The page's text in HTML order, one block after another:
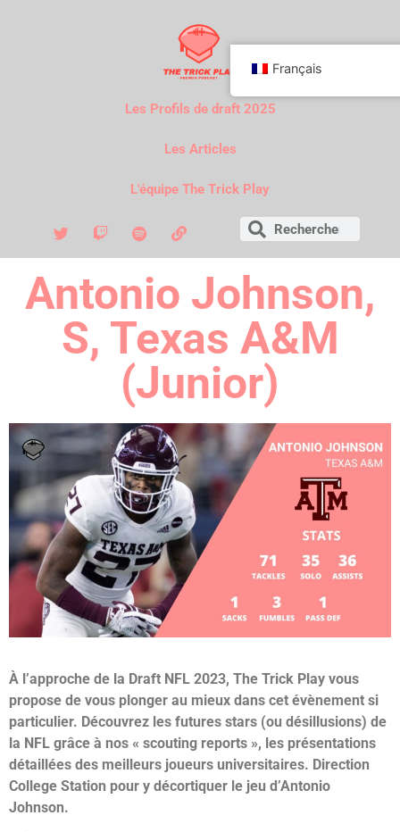
Les Profils de draft 2025
Les Articles
L'équipe The Trick Play
Antonio Johnson,
S, Texas A&M
(Junior)
À l’approche de la Draft NFL 2023, The Trick Play vous
propose de vous plonger au mieux dans cet évènement si
particulier. Découvrez les futures stars (ou désillusions) de
la NFL grâce à nos « scouting reports », les présentations
détaillées des meilleurs joueurs universitaires. Direction
College Station pour y décortiquer le jeu d’Antonio
Johnson.
Français